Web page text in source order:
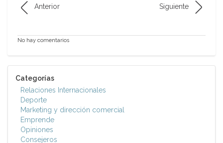
Anterior Siguiente
No hay comentarios
Categorías
Relaciones Internacionales
Deporte
Marketing y dirección comercial
Emprende
Opiniones
Consejeros